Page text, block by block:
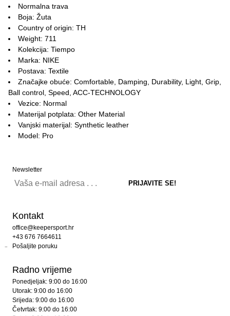
Normalna trava
Boja: Žuta
Country of origin: TH
Weight: 711
Kolekcija: Tiempo
Marka: NIKE
Postava: Textile
Značajke obuće: Comfortable, Damping, Durability, Light, Grip,
Ball control, Speed, ACC-TECHNOLOGY
Vezice: Normal
Materijal potplata: Other Material
Vanjski materijal: Synthetic leather
Model: Pro
Newsletter
Kontakt
office@keepersport.hr
+43 676 7664611
Pošaljite poruku
Radno vrijeme
Ponedjeljak: 9:00 do 16:00
Utorak: 9:00 do 16:00
Srijeda: 9:00 do 16:00
Četvrtak: 9:00 do 16:00